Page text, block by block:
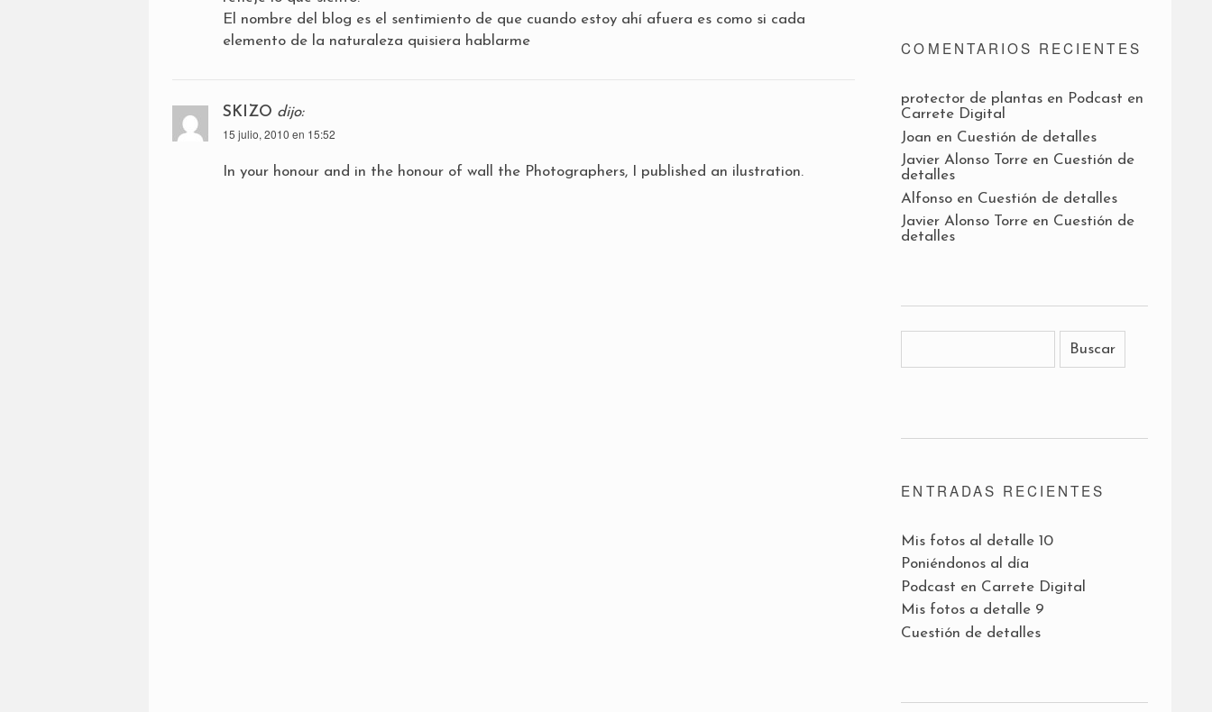
El nombre del blog es el sentimiento de que cuando estoy ahí afuera es como si cada
elemento de la naturaleza quisiera hablarme
SKIZO dijo:
15 julio, 2010 en 15:52
In your honour and in the honour of wall the Photographers, I published an ilustration.
COMENTARIOS RECIENTES
protector de plantas en Podcast en
Carrete Digital
Joan en Cuestión de detalles
Javier Alonso Torre en Cuestión de
detalles
Alfonso en Cuestión de detalles
Javier Alonso Torre en Cuestión de
detalles
ENTRADAS RECIENTES
Mis fotos al detalle 10
Poniéndonos al día
Podcast en Carrete Digital
Mis fotos a detalle 9
Cuestión de detalles